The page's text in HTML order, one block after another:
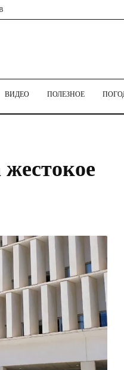
ВИДЕО ПОЛЕЗНОЕ